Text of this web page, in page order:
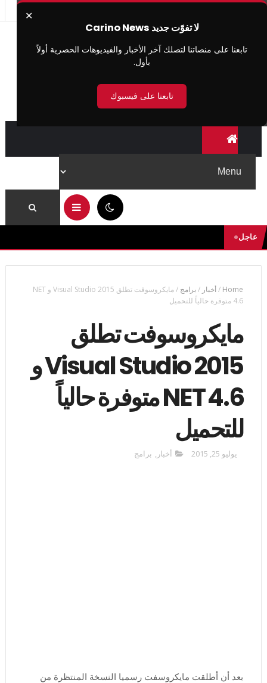
✕
لا تفوّت جديد Carino News
تابعنا على منصاتنا لتصلك آخر الأخبار والفيديوهات الحصرية أولاً
بأول.
تابعنا على فيسبوك
عاجل
Home
/أخبار /برامج /
مايكروسوفت تطلق Visual Studio 2015 و NET
4.6 متوفرة حالياً للتحميل
مايكروسوفت تطلق
Visual Studio 2015 و
NET 4.6 متوفرة حالياً
للتحميل
يوليو 25, 2015 أخبار , برامج
بعد أن أطلقت مايكروسفت رسميا النسخة المنتظرة من